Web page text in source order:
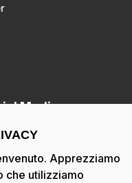
Apprezziamo
che utilizziamo
Media